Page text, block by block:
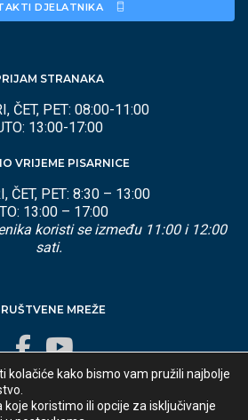
DJELATNIKA
STRANAKA
ČET, PET: 08:00-11:00
13:00-17:00
VRIJEME PISARNICE
ČET, PET: 8:30 – 13:00
13:00 – 17:00
koristi se između 11:00 i 12:00
sati.
MREŽE
kolačiće kako bismo vam pružili najbolje
koristimo ili opcije za isključivanje